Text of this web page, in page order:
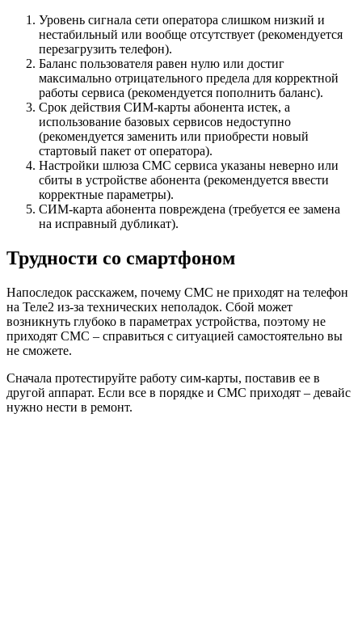
Уровень сигнала сети оператора слишком низкий и
нестабильный или вообще отсутствует (рекомендуется
перезагрузить телефон).
Баланс пользователя равен нулю или достиг
максимально отрицательного предела для корректной
работы сервиса (рекомендуется пополнить баланс).
Срок действия СИМ-карты абонента истек, а
использование базовых сервисов недоступно
(рекомендуется заменить или приобрести новый
стартовый пакет от оператора).
Настройки шлюза СМС сервиса указаны неверно или
сбиты в устройстве абонента (рекомендуется ввести
корректные параметры).
СИМ-карта абонента повреждена (требуется ее замена
на исправный дубликат).
Трудности со смартфоном
Напоследок расскажем, почему СМС не приходят на телефон
на Теле2 из-за технических неполадок. Сбой может
возникнуть глубоко в параметрах устройства, поэтому не
приходят СМС – справиться с ситуацией самостоятельно вы
не сможете.
Сначала протестируйте работу сим-карты, поставив ее в
другой аппарат. Если все в порядке и СМС приходят – девайс
нужно нести в ремонт.